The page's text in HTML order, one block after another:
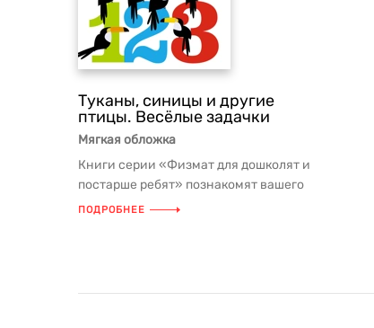
Туканы, синицы и другие
птицы. Весёлые задачки
Мягкая обложка
Книги серии «Физмат для дошколят и
постарше ребят» познакомят вашего
ребёнка с основными математичес...
ПОДРОБНЕЕ